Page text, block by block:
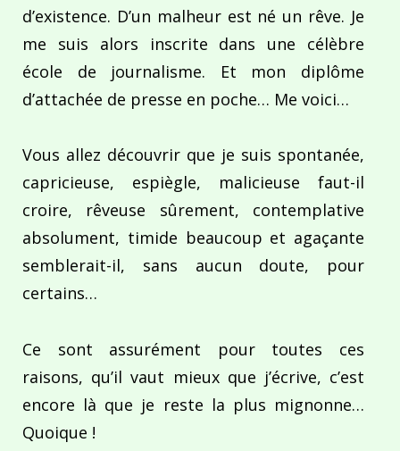
d’existence. D’un malheur est né un rêve. Je
me suis alors inscrite dans une célèbre
école de journalisme. Et mon diplôme
d’attachée de presse en poche… Me voici…
Vous allez découvrir que je suis spontanée,
capricieuse, espiègle, malicieuse faut-il
croire, rêveuse sûrement, contemplative
absolument, timide beaucoup et agaçante
semblerait-il, sans aucun doute, pour
certains…
Ce sont assurément pour toutes ces
raisons, qu’il vaut mieux que j’écrive, c’est
encore là que je reste la plus mignonne…
Quoique !